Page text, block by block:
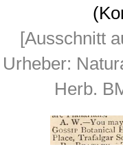
[Ausschnitt
Urheber:
Herb.